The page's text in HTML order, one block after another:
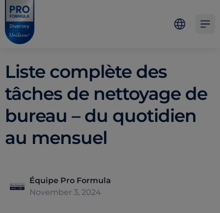
Skip to main content
Skip to navigation
Skip to footer
Pro Formula
Liste complète des
tâches de nettoyage de
bureau – du quotidien
au mensuel
Équipe Pro Formula
November 3, 2024